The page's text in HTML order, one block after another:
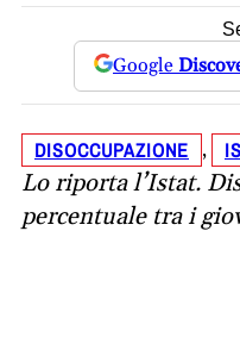
Google
DISOCCUPAZIONE ,
Lo riporta l’Istat.
percentuale tra i